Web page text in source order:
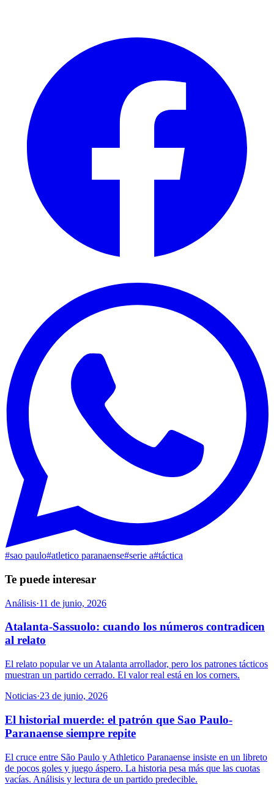
#sao paulo#atletico paranaense#serie a#táctica
Te puede interesar
Análisis·11 de junio, 2026
Atalanta-Sassuolo: cuando los números contradicen
al relato
El relato popular ve un Atalanta arrollador, pero los patrones tácticos
muestran un partido cerrado. El valor real está en los corners.
Noticias·23 de junio, 2026
El historial muerde: el patrón que Sao Paulo-
Paranaense siempre repite
El cruce entre São Paulo y Athletico Paranaense insiste en un libreto
de pocos goles y juego áspero. La historia pesa más que las cuotas
vacías. Análisis y lectura de un partido predecible.